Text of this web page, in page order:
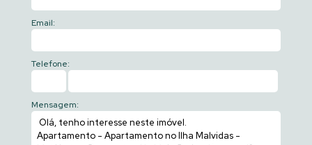
Email:
Telefone:
Mensagem: